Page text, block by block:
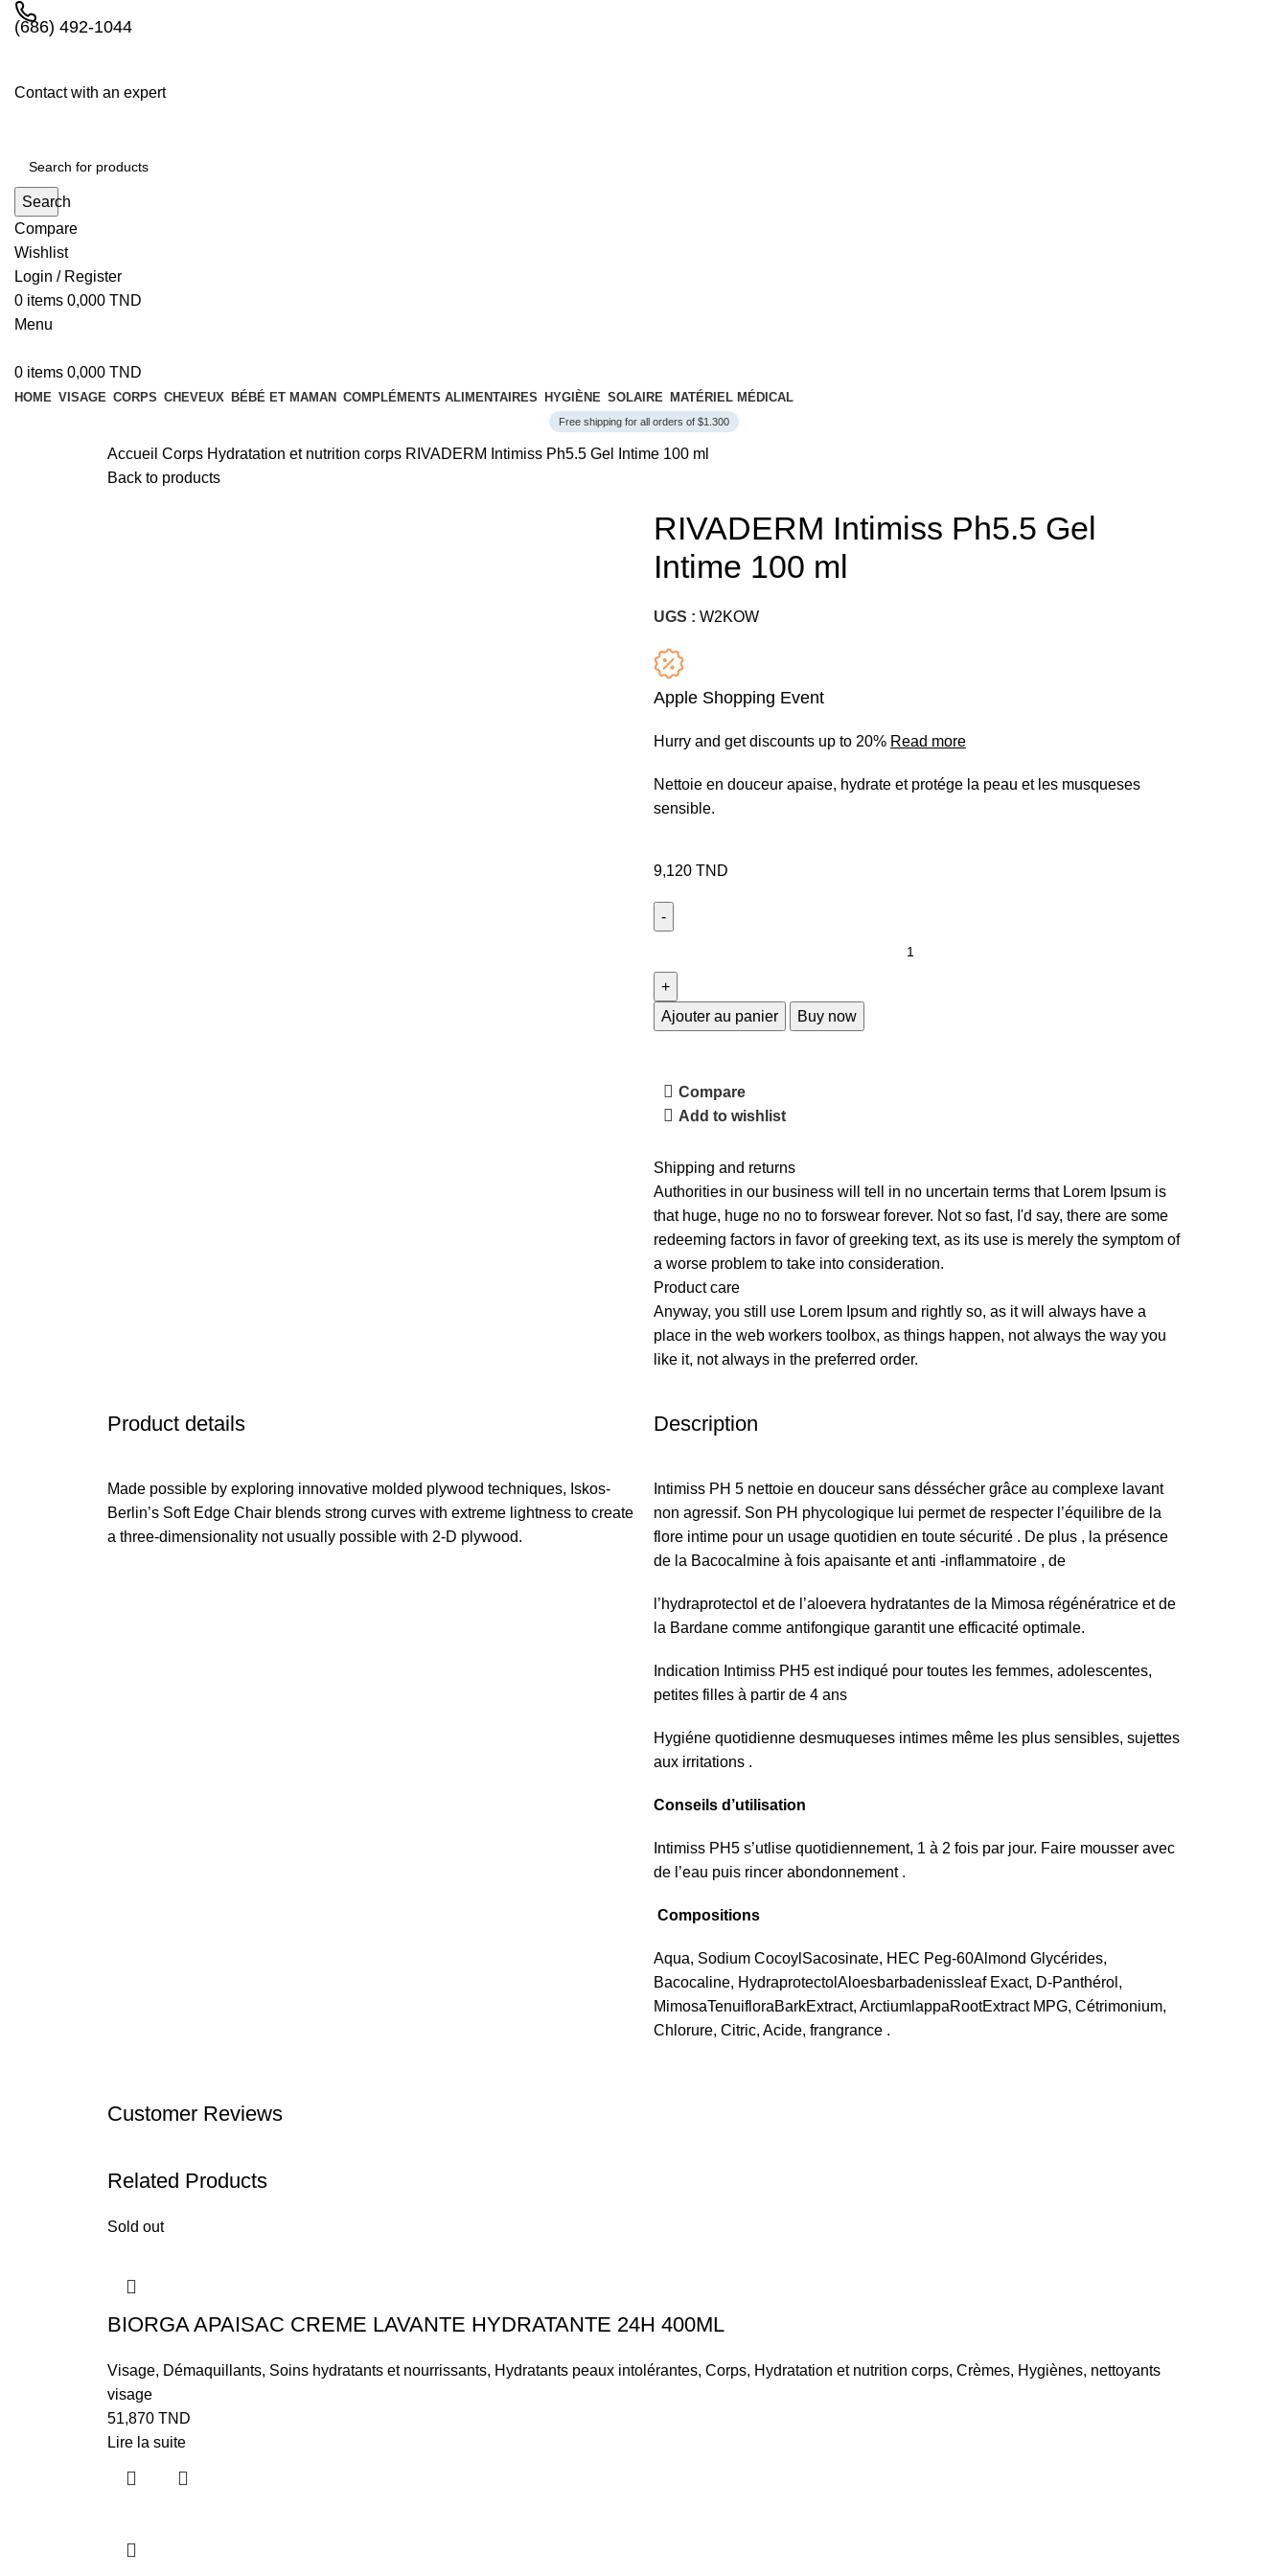
(686) 492-1044
Contact with an expert
Search
Compare
Wishlist
Login / Register
0 items 0,000 TND
Menu
0 items 0,000 TND
HOME VISAGE CORPS CHEVEUX BÉBÉ ET MAMAN COMPLÉMENTS ALIMENTAIRES HYGIÈNE SOLAIRE MATÉRIEL MÉDICAL
Free shipping for all orders of $1.300
Accueil Corps Hydratation et nutrition corps RIVADERM Intimiss Ph5.5 Gel Intime 100 ml
Back to products
RIVADERM Intimiss Ph5.5 Gel
Intime 100 ml
UGS : W2KOW
Apple Shopping Event
Hurry and get discounts up to 20% Read more
Nettoie en douceur apaise, hydrate et protége la peau et les musqueses
sensible.
9,120 TND
Ajouter au panier Buy now
Compare
Add to wishlist
Shipping and returns
Authorities in our business will tell in no uncertain terms that Lorem Ipsum is
that huge, huge no no to forswear forever. Not so fast, I'd say, there are some
redeeming factors in favor of greeking text, as its use is merely the symptom of
a worse problem to take into consideration.
Product care
Anyway, you still use Lorem Ipsum and rightly so, as it will always have a
place in the web workers toolbox, as things happen, not always the way you
like it, not always in the preferred order.
Product details
Made possible by exploring innovative molded plywood techniques, Iskos-
Berlin’s Soft Edge Chair blends strong curves with extreme lightness to create
a three-dimensionality not usually possible with 2-D plywood.
Description
Intimiss PH 5 nettoie en douceur sans déssécher grâce au complexe lavant
non agressif. Son PH phycologique lui permet de respecter l’équilibre de la
flore intime pour un usage quotidien en toute sécurité . De plus , la présence
de la Bacocalmine à fois apaisante et anti -inflammatoire , de
l’hydraprotectol et de l’aloevera hydratantes de la Mimosa régénératrice et de
la Bardane comme antifongique garantit une efficacité optimale.
Indication Intimiss PH5 est indiqué pour toutes les femmes, adolescentes,
petites filles à partir de 4 ans
Hygiéne quotidienne desmuqueses intimes même les plus sensibles, sujettes
aux irritations .
Conseils d’utilisation
Intimiss PH5 s’utlise quotidiennement, 1 à 2 fois par jour. Faire mousser avec
de l’eau puis rincer abondonnement .
Compositions
Aqua, Sodium CocoylSacosinate, HEC Peg-60Almond Glycérides,
Bacocaline, HydraprotectolAloesbarbadenissleaf Exact, D-Panthérol,
MimosaTenuifloraBarkExtract, ArctiumlappaRootExtract MPG, Cétrimonium,
Chlorure, Citric, Acide, frangrance .
Customer Reviews
Related Products
Sold out
BIORGA APAISAC CREME LAVANTE HYDRATANTE 24H 400ML
Visage, Démaquillants, Soins hydratants et nourrissants, Hydratants peaux intolérantes, Corps, Hydratation et nutrition corps, Crèmes, Hygiènes, nettoyants
visage
51,870 TND
Lire la suite